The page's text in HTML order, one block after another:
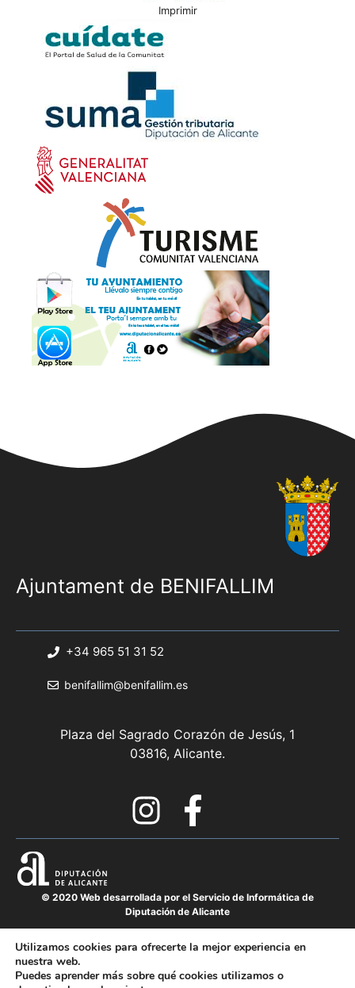
Imprimir
Ajuntament de BENIFALLIM
+34 965 51 31 52
benifallim@benifallim.es
Plaza del Sagrado Corazón de Jesús, 1
03816, Alicante.
© 2020 Web desarrollada por el Servicio de Informática de
Diputación de Alicante
Utilizamos cookies para ofrecerte la mejor experiencia en
nuestra web.
Puedes aprender más sobre qué cookies utilizamos o